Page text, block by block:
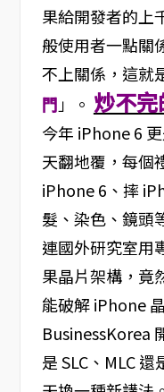
果給開發者的上
般使用者一點關
不上關係，這就
門」。 炒不完
今年 iPhone 6
天翻地覆，每個
iPhone 6、摔
髮、染色、鏡頭
連國外研究室用
果晶片架構，竟
能破解 iPhone
BusinessKorea
是 SLC、MLC